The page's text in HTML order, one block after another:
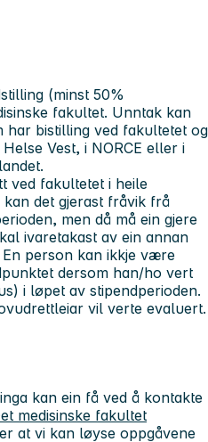
(minst 50%
fakultet. Unntak kan
bistilling ved fakultetet og
Vest, i NORCE eller i
ved fakultetet i heile
det gjerast fråvik frå
men då må ein gjere
ivaretakast av ein annan
person kan ikkje være
dersom han/ho vert
i løpet av stipendperioden.
vil verte evaluert.
kan ein få ved å kontakte
medisinske fakultet
at vi kan løyse oppgåvene